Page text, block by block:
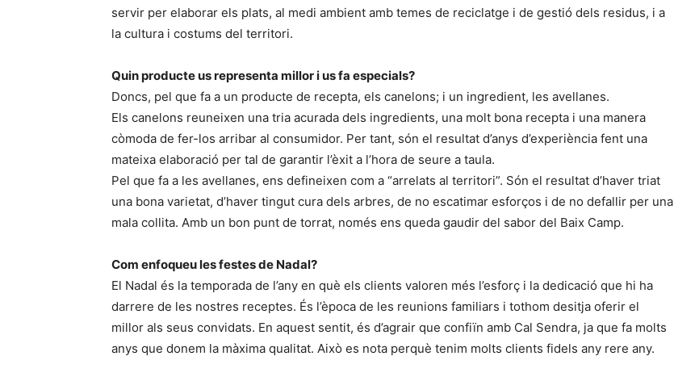
servir per elaborar els plats, al medi ambient amb temes de reciclatge i de gestió dels residus, i a
la cultura i costums del territori.
Quin producte us representa millor i us fa especials?
Doncs, pel que fa a un producte de recepta, els canelons; i un ingredient, les avellanes.
Els canelons reuneixen una tria acurada dels ingredients, una molt bona recepta i una manera
còmoda de fer-los arribar al consumidor. Per tant, són el resultat d’anys d’experiència fent una
mateixa elaboració per tal de garantir l’èxit a l’hora de seure a taula.
Pel que fa a les avellanes, ens defineixen com a “arrelats al territori”. Són el resultat d’haver triat
una bona varietat, d’haver tingut cura dels arbres, de no escatimar esforços i de no defallir per una
mala collita. Amb un bon punt de torrat, només ens queda gaudir del sabor del Baix Camp.
Com enfoqueu les festes de Nadal?
El Nadal és la temporada de l’any en què els clients valoren més l’esforç i la dedicació que hi ha
darrere de les nostres receptes. És l’època de les reunions familiars i tothom desitja oferir el
millor als seus convidats. En aquest sentit, és d’agrair que confiïn amb Cal Sendra, ja que fa molts
anys que donem la màxima qualitat. Això es nota perquè tenim molts clients fidels any rere any.